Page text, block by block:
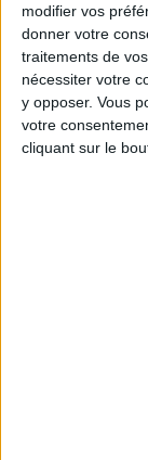
modifier vos
donner votre
traitements de
nécessiter votre
y opposer. Vous
votre
cliquant sur le
Peut-on